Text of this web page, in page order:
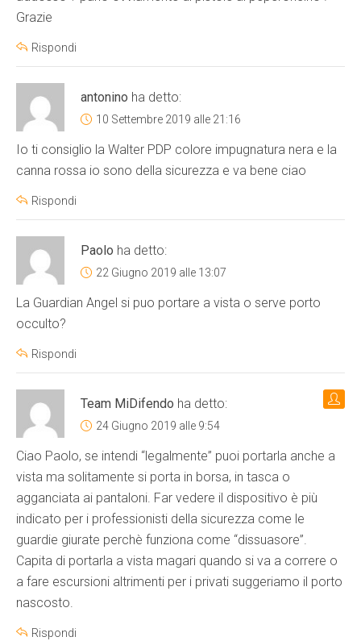
Grazie
Rispondi
antonino ha detto:
10 Settembre 2019 alle 21:16
Io ti consiglio la Walter PDP colore impugnatura nera e la
canna rossa io sono della sicurezza e va bene ciao
Rispondi
Paolo ha detto:
22 Giugno 2019 alle 13:07
La Guardian Angel si puo portare a vista o serve porto
occulto?
Rispondi
Team MiDifendo ha detto:
24 Giugno 2019 alle 9:54
Ciao Paolo, se intendi “legalmente” puoi portarla anche a
vista ma solitamente si porta in borsa, in tasca o
agganciata ai pantaloni. Far vedere il dispositivo è più
indicato per i professionisti della sicurezza come le
guardie giurate perchè funziona come “dissuasore”.
Capita di portarla a vista magari quando si va a correre o
a fare escursioni altrimenti per i privati suggeriamo il porto
nascosto.
Rispondi